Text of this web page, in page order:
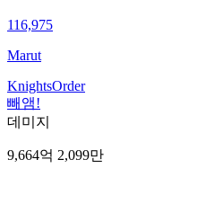
116,975
Marut
KnightsOrder
빼앰!
데미지
9,664억 2,099만